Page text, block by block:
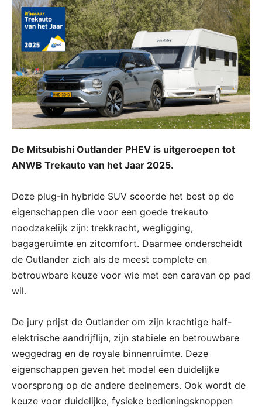
De Mitsubishi Outlander PHEV is uitgeroepen tot
ANWB Trekauto van het Jaar 2025.
Deze plug-in hybride SUV scoorde het best op de
eigenschappen die voor een goede trekauto
noodzakelijk zijn: trekkracht, wegligging,
bagageruimte en zitcomfort. Daarmee onderscheidt
de Outlander zich als de meest complete en
betrouwbare keuze voor wie met een caravan op pad
wil.
De jury prijst de Outlander om zijn krachtige half-
elektrische aandrijflijn, zijn stabiele en betrouwbare
weggedrag en de royale binnenruimte. Deze
eigenschappen geven het model een duidelijke
voorsprong op de andere deelnemers. Ook wordt de
keuze voor duidelijke, fysieke bedieningsknoppen